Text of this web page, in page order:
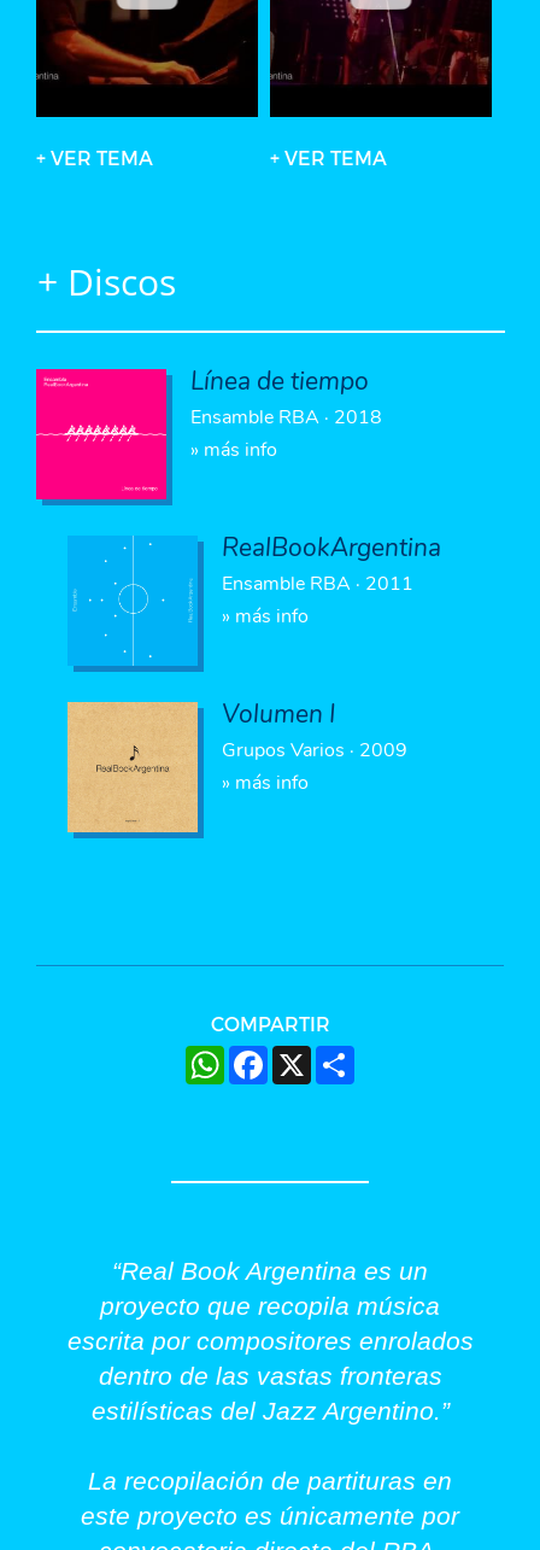
+ VER TEMA + VER TEMA
+ Discos
Línea de tiempo
Ensamble RBA · 2018
» más info
RealBookArgentina
Ensamble RBA · 2011
» más info
Volumen I
Grupos Varios · 2009
» más info
COMPARTIR
WhatsAppFacebook
X
“Real Book Argentina es un
proyecto que recopila música
escrita por compositores enrolados
dentro de las vastas fronteras
estilísticas del Jazz Argentino.”
La recopilación de partituras en
este proyecto es únicamente por